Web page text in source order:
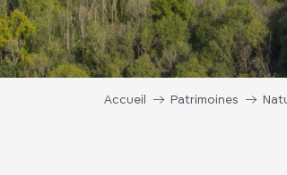
Accueil Patrimoines